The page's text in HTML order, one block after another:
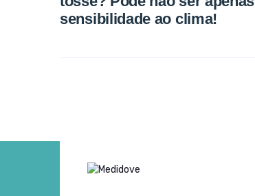
sensibilidade ao clima!